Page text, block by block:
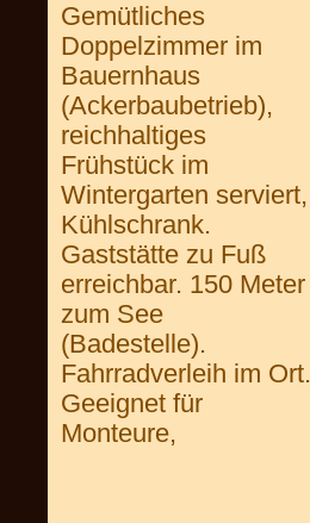
Gemütliches
Doppelzimmer im
Bauernhaus
(Ackerbaubetrieb),
reichhaltiges
Frühstück im
Wintergarten serviert,
Kühlschrank.
Gaststätte zu Fuß
erreichbar. 150 Meter
zum See
(Badestelle).
Fahrradverleih im Ort.
Geeignet für
Monteure,